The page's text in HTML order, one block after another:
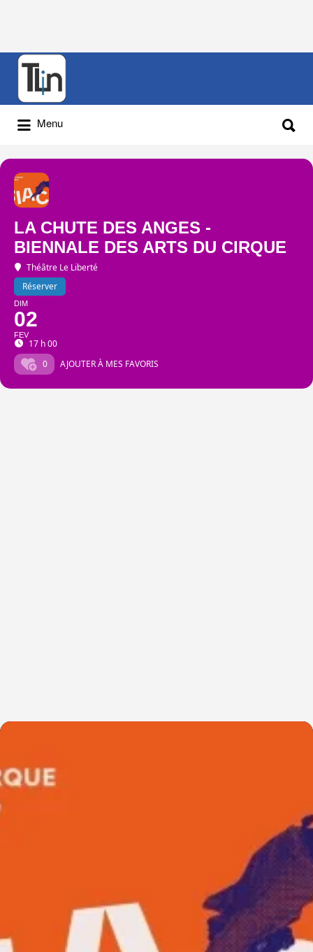
Rechercher
Menu
LA CHUTE DES ANGES -
BIENNALE DES ARTS DU CIRQUE
Théâtre Le Liberté
Réserver
DIM
02
FEV
17 h 00
0
AJOUTER À MES FAVORIS